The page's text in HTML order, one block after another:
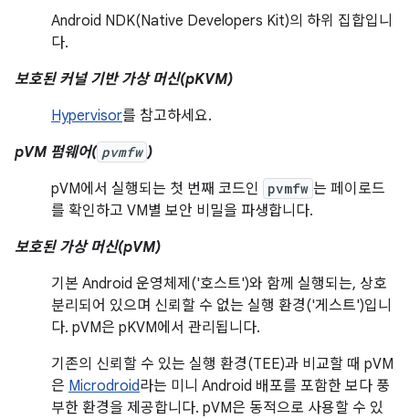
Android NDK(Native Developers Kit)의 하위 집합입니
다.
보호된 커널 기반 가상 머신(pKVM)
Hypervisor를 참고하세요.
pVM 펌웨어( pvmfw )
pVM에서 실행되는 첫 번째 코드인
pvmfw 는 페이로드
를 확인하고 VM별 보안 비밀을 파생합니다.
보호된 가상 머신(pVM)
기본 Android 운영체제('호스트')와 함께 실행되는, 상호
분리되어 있으며 신뢰할 수 없는 실행 환경('게스트')입니
다. pVM은 pKVM에서 관리됩니다.
기존의 신뢰할 수 있는 실행 환경(TEE)과 비교할 때 pVM
은 Microdroid라는 미니 Android 배포를 포함한 보다 풍
부한 환경을 제공합니다. pVM은 동적으로 사용할 수 있